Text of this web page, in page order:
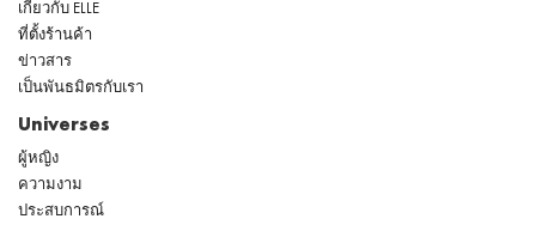
เกี่ยวกับ ELLE
ที่ตั้งร้านค้า
ข่าวสาร
เป็นพันธมิตรกับเรา
Universes
ผู้หญิง
ความงาม
ประสบการณ์